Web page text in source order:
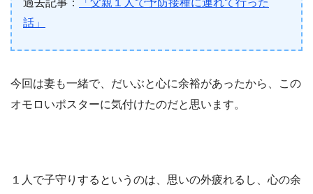
過去記事：
「父親１人で予防接種に連れて行った
話」
今回は妻も一緒で、だいぶと心に余裕があったから、この
オモロいポスターに気付けたのだと思います。
１人で子守りするというのは、思いの外疲れるし、心の余